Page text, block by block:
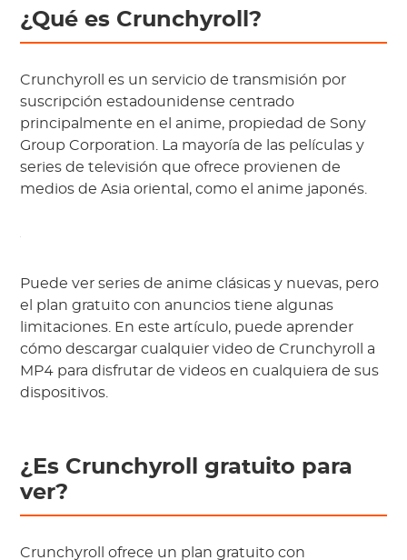
¿Qué es Crunchyroll?
Crunchyroll es un servicio de transmisión por
suscripción estadounidense centrado
principalmente en el anime, propiedad de Sony
Group Corporation. La mayoría de las películas y
series de televisión que ofrece provienen de
medios de Asia oriental, como el anime japonés.
Puede ver series de anime clásicas y nuevas, pero
el plan gratuito con anuncios tiene algunas
limitaciones. En este artículo, puede aprender
cómo descargar cualquier video de Crunchyroll a
MP4 para disfrutar de videos en cualquiera de sus
dispositivos.
¿Es Crunchyroll gratuito para
ver?
Crunchyroll ofrece un plan gratuito con